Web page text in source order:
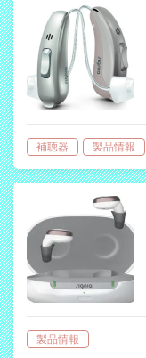
補聴器 製品情報
製品情報